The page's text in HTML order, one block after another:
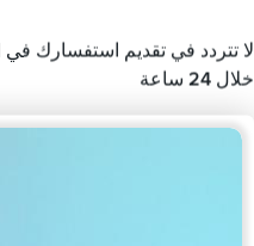
لا تتردد في تقديم استفسارك في
خلال 24 ساعة